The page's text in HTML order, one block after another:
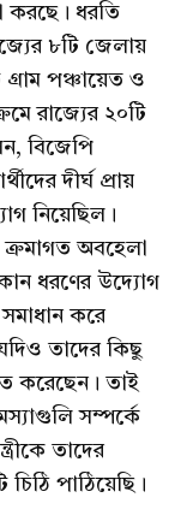
করছে। ধরতি
৮টি জেলায়
গ্রাম পঞ্চায়েত ও
রাজ্যের ২০টি
বিজেপি
দীর্ঘ প্রায়
নিয়েছিল।
অবহেলা
ধরণের উদ্যোগ
করে
যদিও তাদের কিছু
করেছেন। তাই
সম্পর্কে
তাদের
পাঠিয়েছি।